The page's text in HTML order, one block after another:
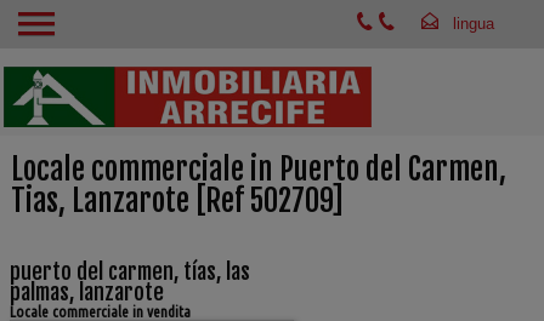
Locale commerciale in Puerto del Carmen,
Tias, Lanzarote [Ref 502709]
puerto del carmen, tías, las
palmas, lanzarote
Locale commerciale in vendita